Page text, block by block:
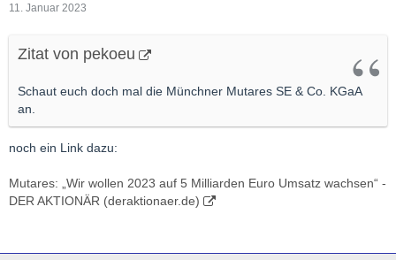
11. Januar 2023
Zitat von pekoeu
Schaut euch doch mal die Münchner Mutares SE & Co. KGaA
an.
noch ein Link dazu:
Mutares: „Wir wollen 2023 auf 5 Milliarden Euro Umsatz wachsen“ -
DER AKTIONÄR (deraktionaer.de)